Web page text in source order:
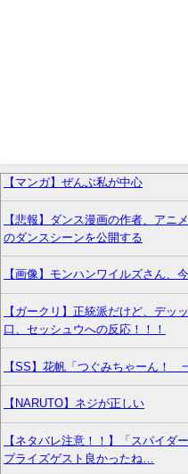
【マンガ】ぜんぶ私が中心
【悲報】ダンス漫画の作者、アニ
のダンスシーンを公開する
【画像】モンハンワイルズさん、
【ガークリ】正統派だけど、デッ
口、セッシュウへの反応！！！
【SS】花帆「つぐみちゃーん！
【NARUTO】ネジが正しい
【ネタバレ注意！！】「スパイダ
プライズゲスト良かったね…